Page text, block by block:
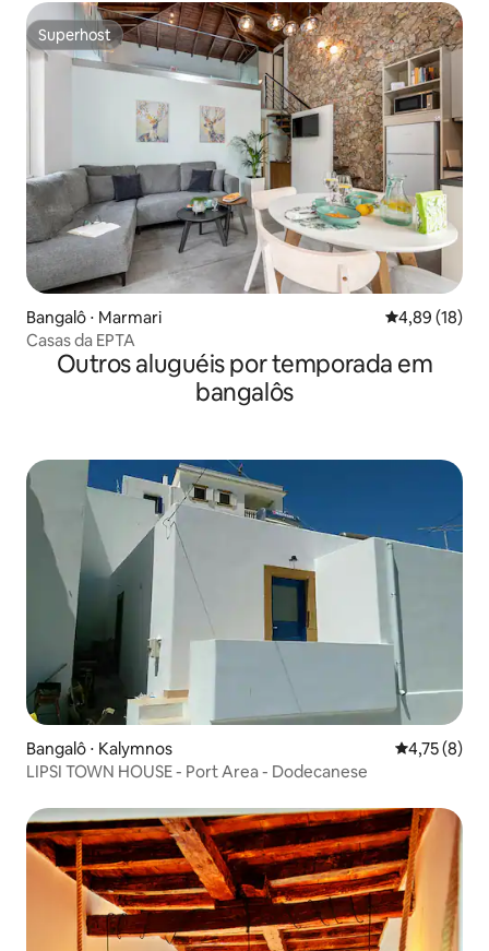
Superhost
Superhost
Bangalô ⋅ Marmari 4,89 de uma
4,89 (18)
Casas da EPTA
Outros aluguéis por temporada em
bangalôs
Bangalô ⋅ Kalymnos 4,75 de
4,75 (8)
LIPSI TOWN HOUSE - Port Area - Dodecanese